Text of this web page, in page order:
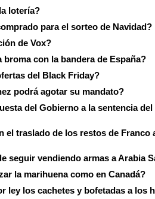
lotería?
para el sorteo de Navidad?
de Vox?
broma con la bandera de España?
del Black Friday?
podrá agotar su mandato?
del Gobierno a la sentencia
el traslado de los restos de Franco
seguir vendiendo armas a Arabia
la marihuena como en Canadá?
ley los cachetes y bofetadas a los